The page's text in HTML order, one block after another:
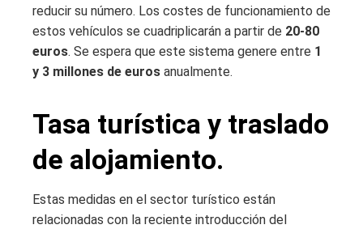
reducir su número. Los costes de funcionamiento de
estos vehículos se cuadriplicarán a partir de 20-80
euros. Se espera que este sistema genere entre 1
y 3 millones de euros anualmente.
Tasa turística y traslado
de alojamiento.
Estas medidas en el sector turístico están
relacionadas con la reciente introducción del